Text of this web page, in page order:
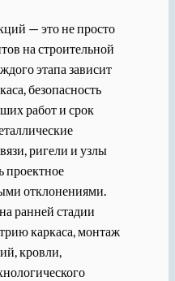
— это не просто
на строительной
этапа зависит
безопасность
работ и срок
ригели и узлы
проектное
отклонениями.
ранней стадии
каркаса, монтаж
кровли,